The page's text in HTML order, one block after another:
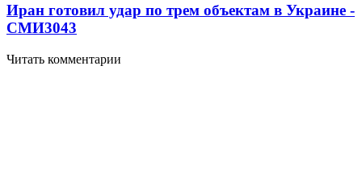
Иран готовил удар по трем объектам в Украине -
СМИ3043
Читать комментарии